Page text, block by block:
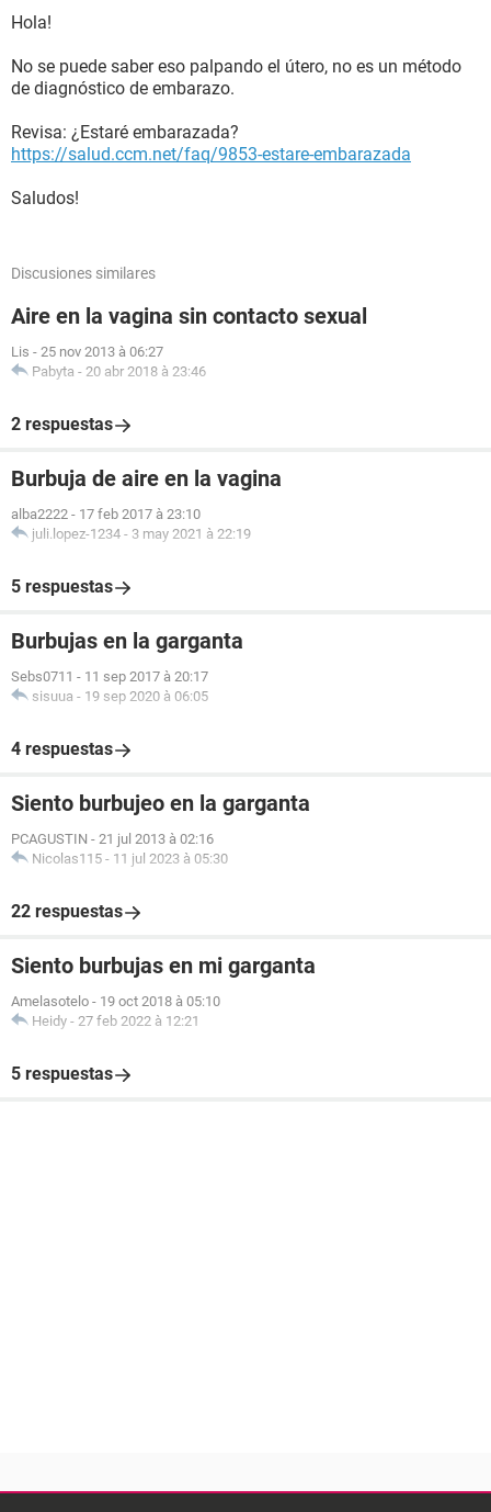
Hola!
No se puede saber eso palpando el útero, no es un método
de diagnóstico de embarazo.
Revisa: ¿Estaré embarazada?
https://salud.ccm.net/faq/9853-estare-embarazada
Saludos!
Discusiones similares
Aire en la vagina sin contacto sexual
Lis - 25 nov 2013 à 06:27
Pabyta - 20 abr 2018 à 23:46
2 respuestas
Burbuja de aire en la vagina
alba2222 - 17 feb 2017 à 23:10
juli.lopez-1234 - 3 may 2021 à 22:19
5 respuestas
Burbujas en la garganta
Sebs0711 - 11 sep 2017 à 20:17
sisuua - 19 sep 2020 à 06:05
4 respuestas
Siento burbujeo en la garganta
PCAGUSTIN - 21 jul 2013 à 02:16
Nicolas115 - 11 jul 2023 à 05:30
22 respuestas
Siento burbujas en mi garganta
Amelasotelo - 19 oct 2018 à 05:10
Heidy - 27 feb 2022 à 12:21
5 respuestas